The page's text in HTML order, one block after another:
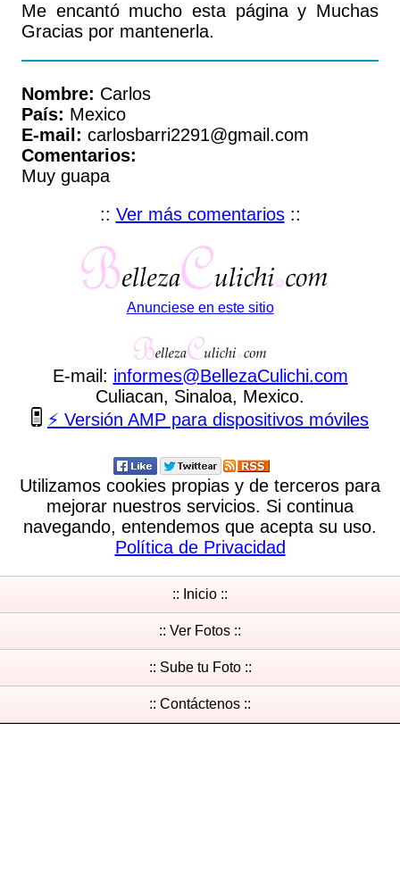
Me encantó mucho esta página y Muchas
Gracias por mantenerla.
Nombre: Carlos
País: Mexico
E-mail: carlosbarri2291@gmail.com
Comentarios:
Muy guapa
:: Ver más comentarios::
Anunciese en este sitio
E-mail: informes@BellezaCulichi.com
Culiacan, Sinaloa, Mexico.
⚡ Versión AMP para dispositivos móviles
Utilizamos cookies propias y de terceros para
mejorar nuestros servicios. Si continua
navegando, entendemos que acepta su uso.
Política de Privacidad
:: Inicio ::
:: Ver Fotos ::
:: Sube tu Foto ::
:: Contáctenos ::